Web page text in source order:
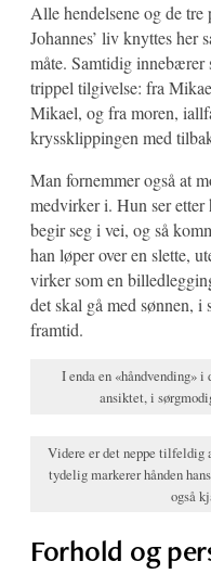
Alle hendelsene og de tre
Johannes’ liv knyttes her
måte. Samtidig innebærer
trippel tilgivelse: fra
Mikael, og fra moren,
kryssklippingen med
Man fornemmer også at
medvirker i. Hun ser etter
begir seg i vei, og så
han løper over en slette,
virker som en
det skal gå med sønnen, i
framtid.
I enda en «håndvending»
ansiktet, i
Videre er det neppe tilfeldig
tydelig markerer hånden
også
Forhold og